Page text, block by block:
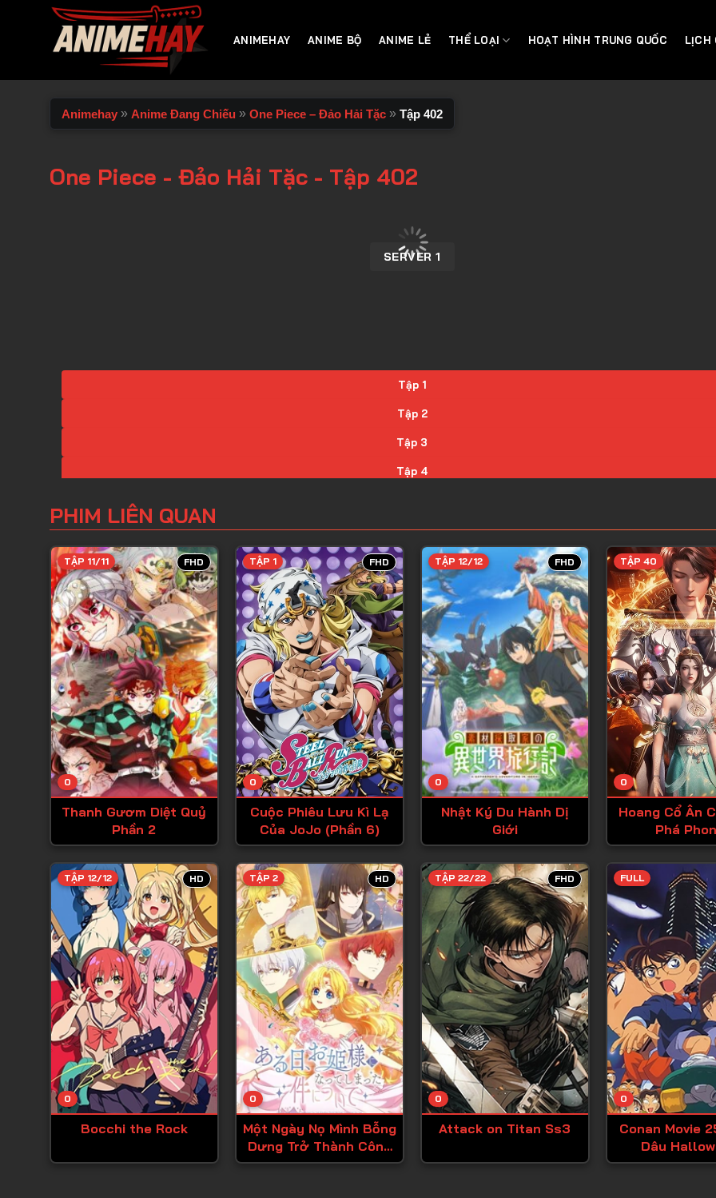
ANIMEHAY ANIME BỘ ANIME LẺ THỂ LOẠI HOẠT HÌNH TRUNG QUỐC LỊCH
Animehay » Anime Đang Chiếu » One Piece – Đảo Hải Tặc » Tập 402
One Piece - Đảo Hải Tặc - Tập 402
SERVER 1
Tập 1
Tập 2
Tập 3
Tập 4
Tập 6
Tập 7
Tập 8
Tập 9
Tập 10
Tập 11
Tập 12
Tập 13
Tập 14
Tập 15
Tập 17
Tập 18
Tập 19
Tập 20
Tập 21
Tập 22
Tập 23
Tập 24
Tập 25
Tập 26
Tập 27
Tập 28
PHIM LIÊN QUAN
FHD
0
TẬP 11/11
Thanh Gươm Diệt Quỷ
Phần 2
FHD
0
TẬP 1
Cuộc Phiêu Lưu Kì Lạ
Của JoJo (Phần 6)
FHD
0
TẬP 12/12
Nhật Ký Du Hành Dị
Giới
0
TẬP 40
Hoang Cổ Ân
Phá
HD
0
TẬP 12/12
Bocchi the Rock
HD
0
TẬP 2
Một Ngày Nọ Mình Bỗng
Dưng Trở Thành Công
Chúa
FHD
0
TẬP 22/22
Attack on Titan Ss3
0
FULL
Conan Movie
Dâu